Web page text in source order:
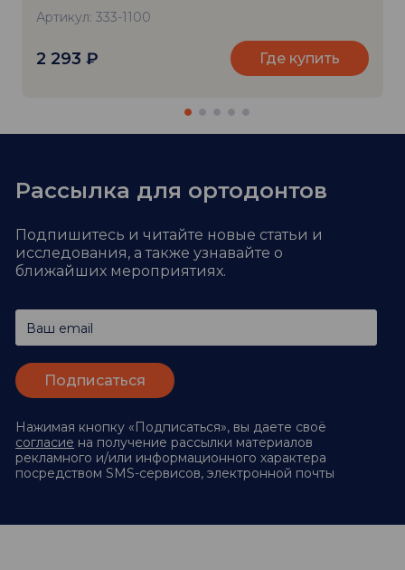
Артикул: 333-1100
2 293 ₽ Где купить
Рассылка для ортодонтов
Подпишитесь и читайте новые статьи и
исследования, а также узнавайте о
ближайших мероприятиях.
Ваш email
Нажимая кнопку «Подписаться», вы даете своё
согласие на получение рассылки материалов
рекламного и/или информационного характера
посредством SMS-сервисов, электронной почты